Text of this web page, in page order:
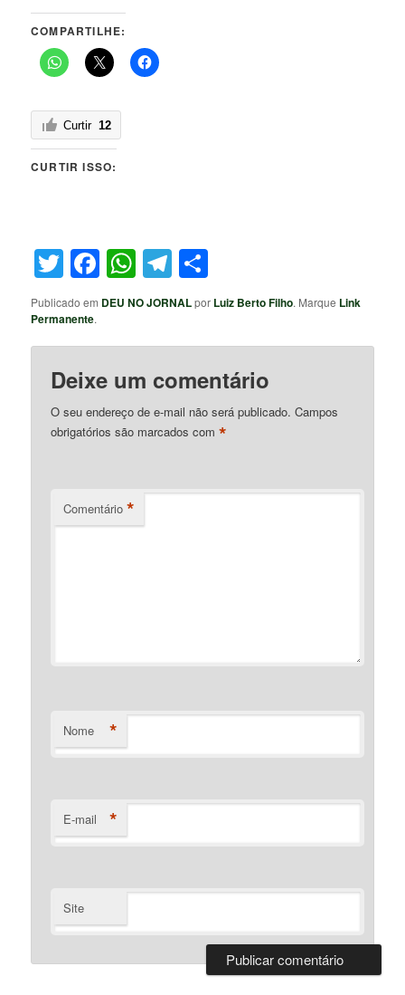
COMPARTILHE:
Curtir 12
CURTIR ISSO:
Twitter
Facebook
WhatsApp
Telegram
Publicado em DEU NO JORNALpor Luiz Berto Filho. Marque Link
Permanente.
Deixe um comentário
O seu endereço de e-mail não será publicado. Campos
obrigatórios são marcados com*
Comentário *
Nome *
E-mail *
Site